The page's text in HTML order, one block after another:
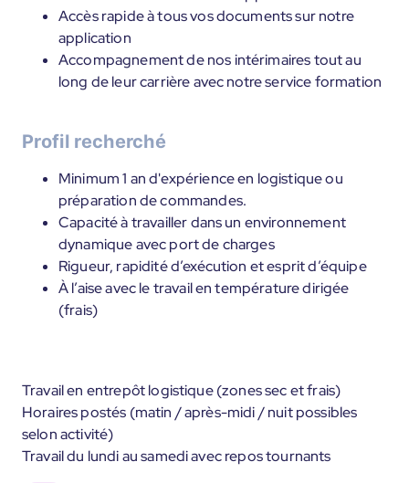
Accès rapide à tous vos documents sur notre
application
Accompagnement de nos intérimaires tout au
long de leur carrière avec notre service formation
Profil recherché
Minimum 1 an d'expérience en logistique ou
préparation de commandes.
Capacité à travailler dans un environnement
dynamique avec port de charges
Rigueur, rapidité d’exécution et esprit d’équipe
À l’aise avec le travail en température dirigée
(frais)
Travail en entrepôt logistique (zones sec et frais)
Horaires postés (matin / après-midi / nuit possibles
selon activité)
Travail du lundi au samedi avec repos tournants